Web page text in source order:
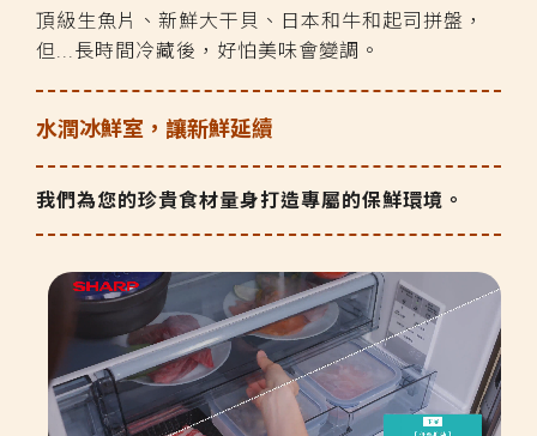
頂級生魚片、新鮮大干貝、日本和牛和起司拼盤，
但...長時間冷藏後，好怕美味會變調。
水潤冰鮮室，讓新鮮延續
我們為您的珍貴食材量身打造專屬的保鮮環境。